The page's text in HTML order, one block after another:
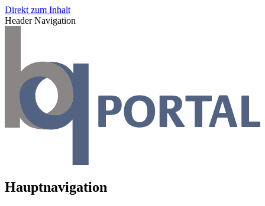
Direkt zum Inhalt
Header Navigation
Hauptnavigation